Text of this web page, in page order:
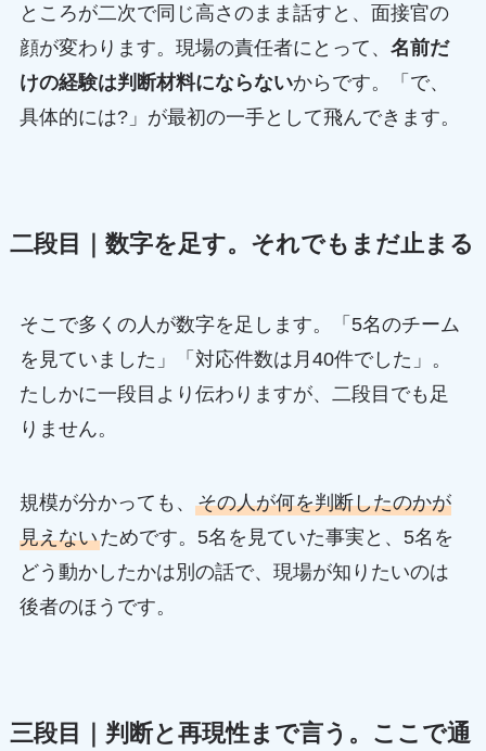
ところが二次で同じ高さのまま話すと、面接官の
顔が変わります。現場の責任者にとって、 名前だ
けの経験は判断材料にならないからです。「で、
具体的には?」が最初の一手として飛んできます。
二段目｜数字を足す。それでもまだ止まる
そこで多くの人が数字を足します。「5名のチーム
を見ていました」「対応件数は月40件でした」。
たしかに一段目より伝わりますが、二段目でも足
りません。
規模が分かっても、 その人が何を判断したのかが
見えないためです。5名を見ていた事実と、5名を
どう動かしたかは別の話で、現場が知りたいのは
後者のほうです。
三段目｜判断と再現性まで言う。ここで通